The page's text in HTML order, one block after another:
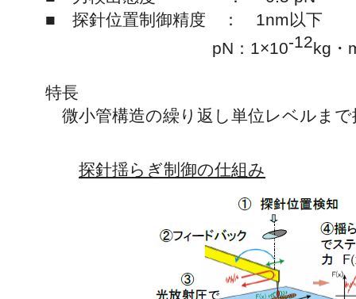
■ 探針位置制御精度 ： 1nm以下
pN：1×10-12kg・
特長
微小管構造の繰り返し単位レベルまで
探針揺らぎ制御の仕組み